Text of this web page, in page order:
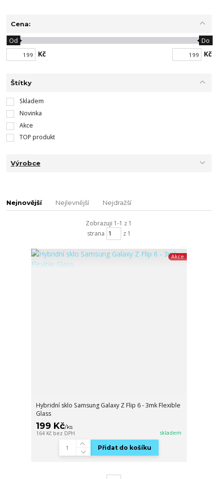
Cena:
Kč
Od Do
Kč
Štítky
Skladem
Novinka
Akce
TOP produkt
Výrobce
Nejnovější Nejlevnější Nejdražší
Zobrazuji 1-1 z 1
strana
z 1
Akce
Hybridní sklo Samsung Galaxy Z Flip 6 - 3mk Flexible
Glass
199 Kč/ks
164 Kč bez DPH skladem
Přidat do košíku